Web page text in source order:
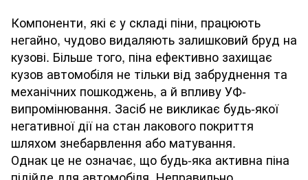
Компоненти, які є у складі піни, працюють
негайно, чудово видаляють залишковий бруд на
кузові. Більше того, піна ефективно захищає
кузов автомобіля не тільки від забруднення та
механічних пошкоджень, а й впливу УФ-
випромінювання. Засіб не викликає будь-якої
негативної дії на стан лакового покриття
шляхом знебарвлення або матування.
Однак це не означає, що будь-яка активна піна